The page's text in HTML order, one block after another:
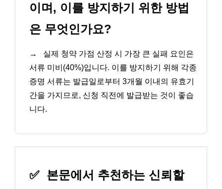
이며, 이를 방지하기 위한 방법
은 무엇인가요?
→
실제 청약 가점 산정 시 가장 큰 실패 요인은
서류 미비(40%)입니다. 이를 방지하기 위해 각종
증명 서류는 발급일로부터 3개월 이내의 유효기
간을 가지므로, 신청 직전에 발급받는 것이 좋습
니다.
✅ 본문에서 추천하는 신뢰할